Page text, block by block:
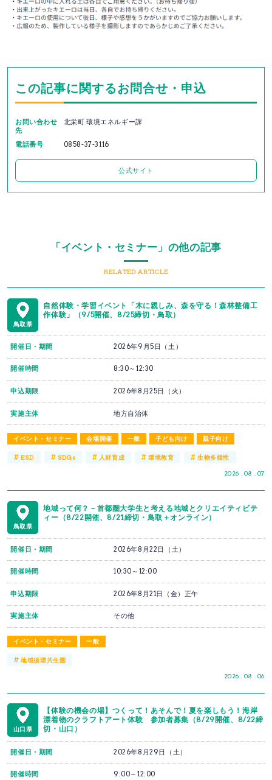
この記事に関するお問合せ・申込
お問い合わせ
先
北栄町 環境エネルギー課
電話番号 0858-37-3116
公式サイト
「イベント・セミナー」の他の記事
RELATED ARTICLE
鳥取県
自然体験・学習イベント「木に親しみ、森を守る！森林整備工
作体験」（9/5開催、8/25締切・鳥取）
イベント・セミナー 会場開催 一般 子ども向け 親子向け
2026 . 08 . 07
開催日・期間 2026年9月5日（土）
開催時間 8:30～12:30
申込期限 2026年8月25日（火）
実施主体 地方自治体
#ESD # SDGs # 人材育成 # 環境教育 #生物多様性
鳥取県
地域って何？－首都圏大学生と考える地域とクリエイティビテ
ィー（8/22開催、8/21締切・鳥取＋オンライン）
イベント・セミナー 一般
2026 . 08 . 06
開催日・期間 2026年8月22日（土）
開催時間 10:30～12:00
申込期限 2026年8月21日（金）正午
実施主体 その他
#地域循環共生圏
山口県
【体験の機会の場】つくって！あそんで！夏を楽しもう！海岸
漂着物のクラフトアート体験 参加者募集（8/29開催、8/22締
切・山口）
開催日・期間 2026年8月29日（土）
開催時間 9:00～12:00